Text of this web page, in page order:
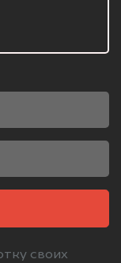
своих